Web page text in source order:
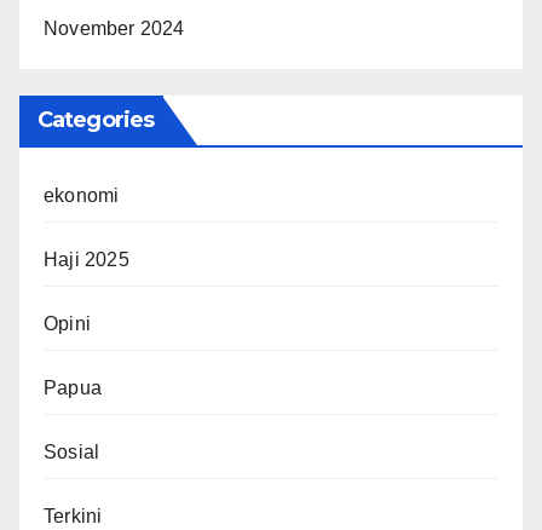
November 2024
Categories
ekonomi
Haji 2025
Opini
Papua
Sosial
Terkini